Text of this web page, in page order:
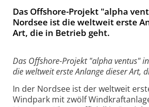
Das Offshore-Projekt "alpha
Nordsee ist die weltweit erste
Art, die in Betrieb geht.
Das Offshore-Projekt "alpha ventus"
die weltweit erste Anlange dieser Art,
In der Nordsee ist der weltweit
Windpark mit zwölf